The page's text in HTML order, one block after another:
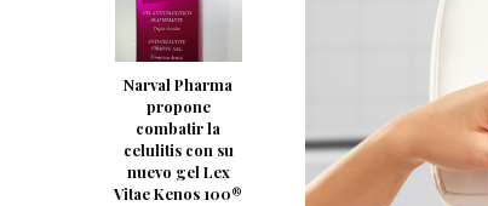
Narval Pharma
propone
combatir la
celulitis con su
nuevo gel Lex
Vitae Kenos 100®